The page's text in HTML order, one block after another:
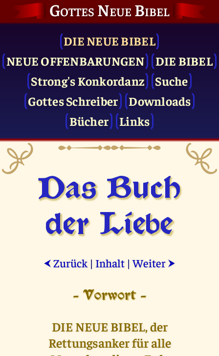
Gottes Neue Bibel
DIE NEUE BIBEL
NEUE OFFENBARUNGEN
DIE BIBEL
Strong's Konkordanz
Suche
Gottes Schreiber
Downloads
Bücher
Links
Das Buch
der Liebe
⮜ Zurück | Inhalt |Weiter ⮞
- Vorwort -
DIE NEUE BIBEL, der
Rettungsanker für alle